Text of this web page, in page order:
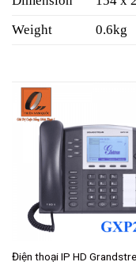
Weight
0.6kg
Điện thoại IP HD